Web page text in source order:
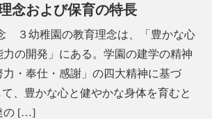
念および保育の特長
３幼稚園の教育理念は、「豊かな心
の開発」にある。学園の建学の精神
力・奉仕・感謝」の四大精神に基づ
て、豊かな心と健やかな身体を育むと
の […]